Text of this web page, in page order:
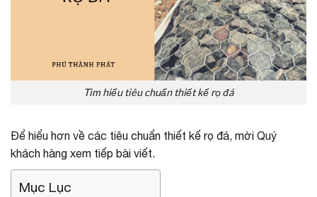
Tìm hiểu tiêu chuẩn thiết kế rọ đá
Để hiểu hơn về các tiêu chuẩn thiết kế rọ đá, mời Quý
khách hàng xem tiếp bài viết.
Mục Lục